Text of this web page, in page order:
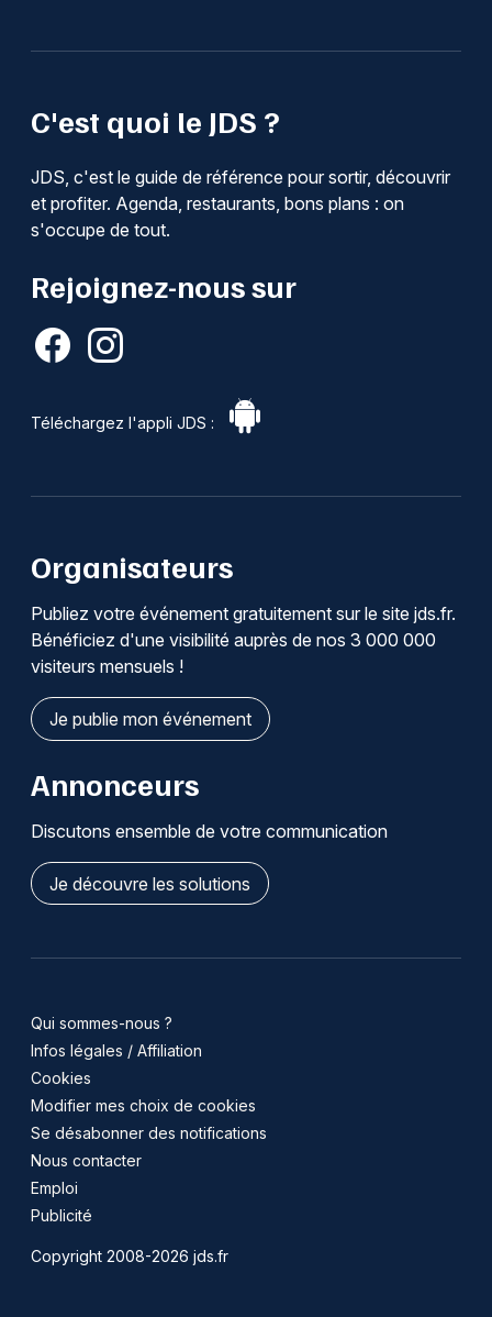
C'est quoi le JDS ?
JDS, c'est le guide de référence pour sortir, découvrir
et profiter. Agenda, restaurants, bons plans : on
s'occupe de tout.
Rejoignez-nous sur
Téléchargez l'appli JDS :
Organisateurs
Publiez votre événement gratuitement sur le site jds.fr.
Bénéficiez d'une visibilité auprès de nos 3 000 000
visiteurs mensuels !
Je publie mon événement
Annonceurs
Discutons ensemble de votre communication
Je découvre les solutions
Qui sommes-nous ?
Infos légales / Affiliation
Cookies
Modifier mes choix de cookies
Se désabonner des notifications
Nous contacter
Emploi
Publicité
Copyright 2008-2026 jds.fr